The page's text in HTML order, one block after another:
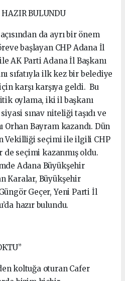
BULUNDU
da ayrı bir önem
başlayan CHP Adana İl
AK Parti Adana İl Başkanı
sıfatıyla ilk kez bir belediye
karşı karşıya geldi. Bu
oylama, iki il başkanı
sınav niteliği taşıdı ve
Orhan Bayram kazandı. Dün
Vekilliği seçimi ile ilgili CHP
de seçimi kazanmış oldu.
Adana Büyükşehir
Karalar, Büyükşehir
Geçer, Yeni Parti İl
hazır bulundu.
koltuğa oturan Cafer